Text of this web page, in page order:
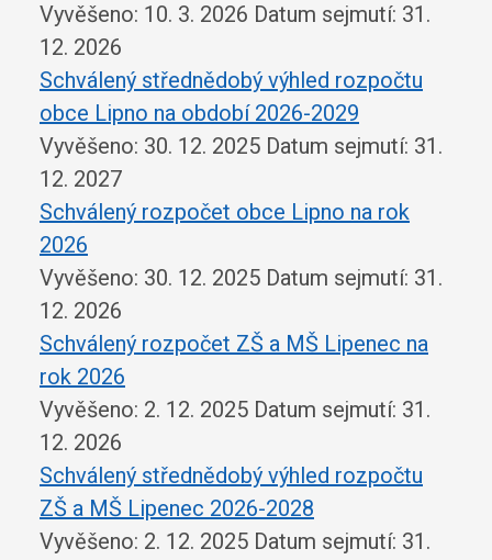
Vyvěšeno: 10. 3. 2026 Datum sejmutí: 31.
12. 2026
Schválený střednědobý výhled rozpočtu
obce Lipno na období 2026-2029
Vyvěšeno: 30. 12. 2025 Datum sejmutí: 31.
12. 2027
Schválený rozpočet obce Lipno na rok
2026
Vyvěšeno: 30. 12. 2025 Datum sejmutí: 31.
12. 2026
Schválený rozpočet ZŠ a MŠ Lipenec na
rok 2026
Vyvěšeno: 2. 12. 2025 Datum sejmutí: 31.
12. 2026
Schválený střednědobý výhled rozpočtu
ZŠ a MŠ Lipenec 2026-2028
Vyvěšeno: 2. 12. 2025 Datum sejmutí: 31.